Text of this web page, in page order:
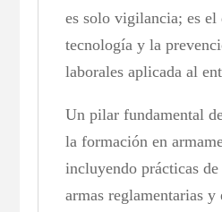
es solo vigilancia; es
tecnología y la
laborales aplicada al
Un pilar fundamental
la formación en
incluyendo prácticas
armas reglamentarias